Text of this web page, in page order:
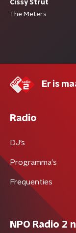
Cissy Strut
The Meters
Er is
Radio
DJ’s
Programma's
Frequenties
NPO Radio 2